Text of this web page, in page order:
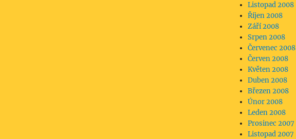
Listopad 2008
Říjen 2008
Září 2008
Srpen 2008
Červenec 2008
Červen 2008
Květen 2008
Duben 2008
Březen 2008
Únor 2008
Leden 2008
Prosinec 2007
Listopad 2007